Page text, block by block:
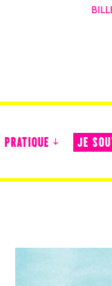
PRATIQUE JE